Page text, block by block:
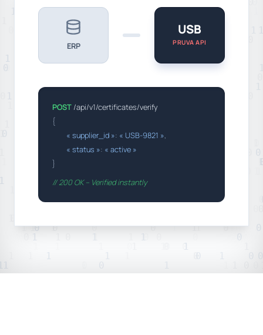
ERP
USB
PRUVA API
POST /api/v1/certificates/verify
{
« supplier_id »: « USB-9821 »,
« status »: « active »
}
// 200 OK – Verified instantly